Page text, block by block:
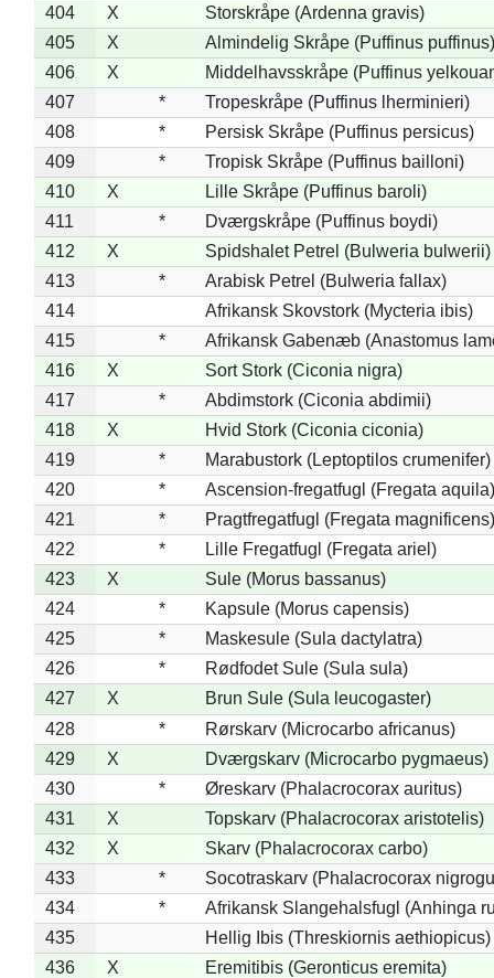
404
X
Storskråpe (Ardenna gravis)
405
X
Almindelig Skråpe (Puffinus puffinus)
406
X
Middelhavsskråpe (Puffinus
407
*
Tropeskråpe (Puffinus lherminieri)
408
*
Persisk Skråpe (Puffinus persicus)
409
*
Tropisk Skråpe (Puffinus bailloni)
410
X
Lille Skråpe (Puffinus baroli)
411
*
Dværgskråpe (Puffinus boydi)
412
X
Spidshalet Petrel (Bulweria bulwerii)
413
*
Arabisk Petrel (Bulweria fallax)
414
Afrikansk Skovstork (Mycteria ibis)
415
*
Afrikansk Gabenæb (Anastomus
416
X
Sort Stork (Ciconia nigra)
417
*
Abdimstork (Ciconia abdimii)
418
X
Hvid Stork (Ciconia ciconia)
419
*
Marabustork (Leptoptilos crumenifer)
420
*
Ascension-fregatfugl (Fregata aquila)
421
*
Pragtfregatfugl (Fregata magnificens)
422
*
Lille Fregatfugl (Fregata ariel)
423
X
Sule (Morus bassanus)
424
*
Kapsule (Morus capensis)
425
*
Maskesule (Sula dactylatra)
426
*
Rødfodet Sule (Sula sula)
427
X
Brun Sule (Sula leucogaster)
428
*
Rørskarv (Microcarbo africanus)
429
X
Dværgskarv (Microcarbo pygmaeus)
430
*
Øreskarv (Phalacrocorax auritus)
431
X
Topskarv (Phalacrocorax aristotelis)
432
X
Skarv (Phalacrocorax carbo)
433
*
Socotraskarv (Phalacrocorax
434
*
Afrikansk Slangehalsfugl (Anhinga
435
Hellig Ibis (Threskiornis aethiopicus)
436
X
Eremitibis (Geronticus eremita)